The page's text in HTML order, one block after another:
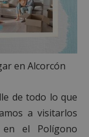
en Alcorcón
de todo lo que
a visitarlos
en el Polígono